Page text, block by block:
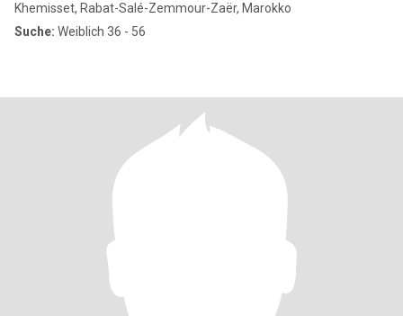
Khemisset, Rabat-Salé-Zemmour-Zaër, Marokko
Suche: Weiblich 36 - 56